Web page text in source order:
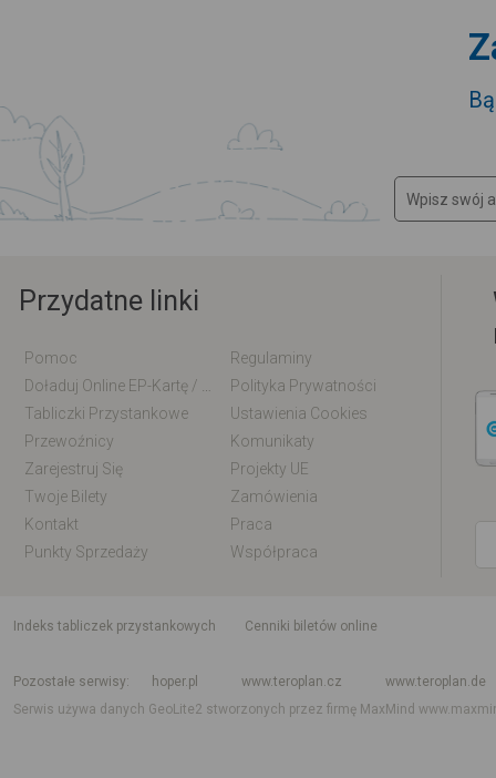
Przydatne linki
Pomoc
Regulaminy
Polityka Prywatności
Tabliczki Przystankowe
Ustawienia Cookies
Przewoźnicy
Komunikaty
Zarejestruj Się
Projekty UE
Twoje Bilety
Zamówienia
Kontakt
Praca
Punkty Sprzedaży
Współpraca
indeks tabliczek przystankowych
Cenniki biletów online
Pozostałe serwisy
hoper.pl www.teroplan.cz
www.teroplan.de
Serwis używa danych GeoLite2 stworzonych przez firmę MaxMind